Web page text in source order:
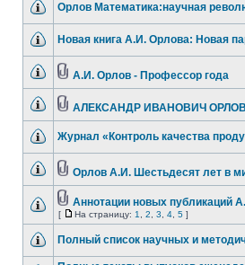
Орлов Математика:научная
Новая книга А.И. Орлова: Новая
А.И. Орлов - Профессор года
АЛЕКСАНДР ИВАНОВИЧ ОРЛОВ
Журнал «Контроль качества
Орлов А.И. Шестьдесят лет в
Аннотации новых публикаций
[ На страницу: 1 2 3 4 5 ]
Полный список научных и